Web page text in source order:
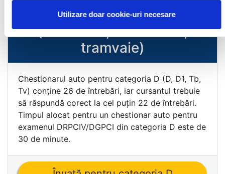
Utilizare doar cookie-uri necesare
Categoria D
(autobuze, troileibuze,
tramvaie)
Chestionarul auto pentru categoria D (D, D1, Tb,
Tv) conţine 26 de întrebări, iar cursantul trebuie
să răspundă corect la cel puţin 22 de întrebări.
Timpul alocat pentru un chestionar auto pentru
examenul DRPCIV/DGPCI din categoria D este de
30 de minute.